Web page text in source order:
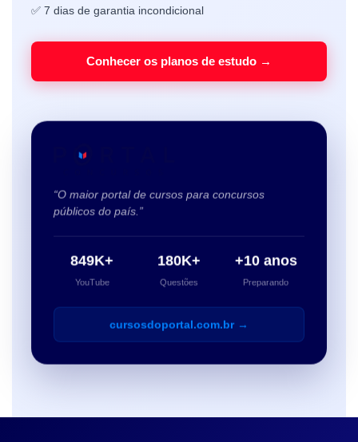
✅ 7 dias de garantia incondicional
Conhecer os planos de estudo →
“O maior portal de cursos para concursos
públicos do país.”
849K+
YouTube
180K+
Questões
+10 anos
Preparando
cursosdoportal.com.br →